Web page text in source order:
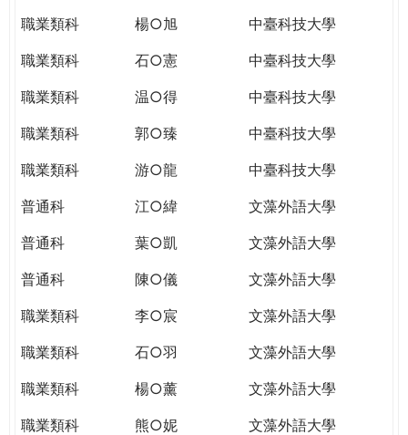
職業類科
楊○旭
中臺科技大學
職業類科
石○憲
中臺科技大學
職業類科
温○得
中臺科技大學
職業類科
郭○臻
中臺科技大學
職業類科
游○龍
中臺科技大學
普通科
江○緯
文藻外語大學
普通科
葉○凱
文藻外語大學
普通科
陳○儀
文藻外語大學
職業類科
李○宸
文藻外語大學
職業類科
石○羽
文藻外語大學
職業類科
楊○薰
文藻外語大學
職業類科
熊○妮
文藻外語大學